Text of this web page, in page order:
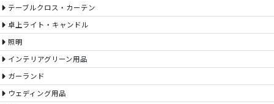
テーブルクロス・カーテン
卓上ライト・キャンドル
照明
インテリアグリーン用品
ガーランド
ウェディング用品